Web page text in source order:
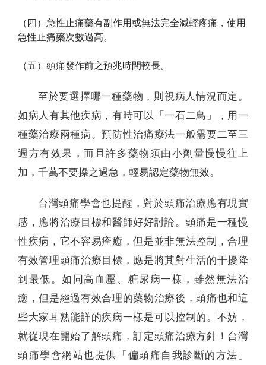
（四）急性止痛藥有副作用或無法完全減輕疼痛，使用
急性止痛藥次數過高。
（五）頭痛發作前之預兆時間較長。
至於要選擇哪一種藥物，則視病人情況而定。
如病人有其他疾病，有時可以「一石二鳥」，用一
種藥治療兩種病。預防性治痛療法一般需要二至三
週方有效果，而且許多藥物須由小劑量慢慢往上
加，千萬不要操之過急，輕易認定藥物無效。
台灣頭痛學會也提醒，對於頭痛治療應有現實
感，應將治療目標和醫師好好討論。頭痛是一種慢
性疾病，它不容易痊癒，但是並非無法控制，合理
有效管理頭痛治療目標，應是將其對生活的干擾降
到最低。如同高血壓、糖尿病一樣，雖然無法治
癒，但是經過有效合理的藥物治療後，頭痛也和這
些大家耳熟能詳的疾病一樣是可以控制的。不妨，
就從現在開始了解頭痛，訂定頭痛治療方針！台灣
頭痛學會網站也提供「偏頭痛自我診斷的方法」